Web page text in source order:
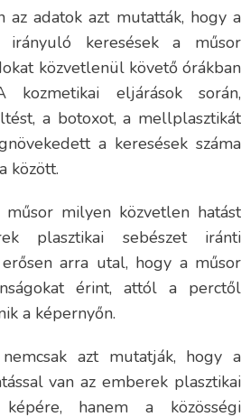
az adatok azt mutatták, hogy a
irányuló keresések a műsor
közvetlenül követő órákban
eljárások során,
a botoxot, a mellplasztikát
a keresések száma
között.
milyen közvetlen hatást
plasztikai sebészet iránti
arra utal, hogy a műsor
érint, attól a perctől
a képernyőn.
azt mutatják, hogy a
van az emberek plasztikai
hanem a közösségi